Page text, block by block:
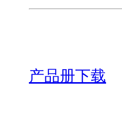
产品册下载